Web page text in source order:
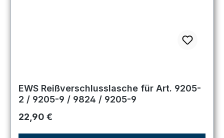
EWS Reißverschlusslasche für Art. 9205-
2 / 9205-9 / 9824 / 9205-9
Regulärer Preis:
22,90 €